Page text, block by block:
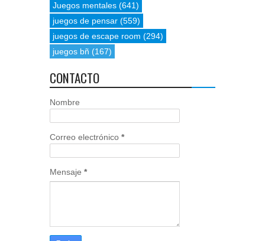
Juegos mentales (641)
juegos de pensar (559)
juegos de escape room (294)
juegos bñ (167)
CONTACTO
Nombre
Correo electrónico *
Mensaje *